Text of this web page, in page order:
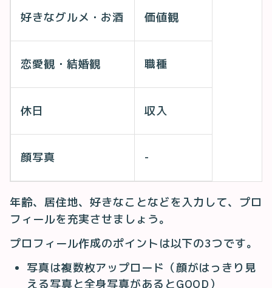
好きなグルメ・お酒 価値観
恋愛観・結婚観 職種
休日 収入
顔写真 -
年齢、居住地、好きなことなどを入力して、プロ
フィールを充実させましょう。
プロフィール作成のポイントは以下の3つです。
写真は複数枚アップロード（顔がはっきり見
える写真と全身写真があるとGOOD）